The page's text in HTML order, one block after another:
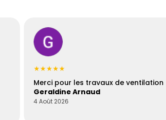
★★★★★
Merci pour les travaux de ventilation
Geraldine Arnaud
4 Août 2026